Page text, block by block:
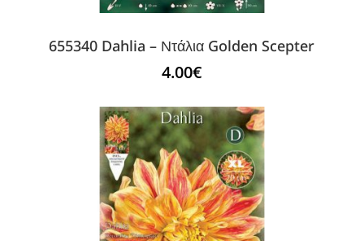
655340 Dahlia – Ντάλια Golden Scepter
4.00€